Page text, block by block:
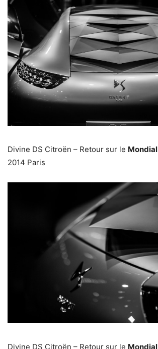
Divine DS Citroën – Retour sur le Mondial
2014 Paris
Divine DS Citroën – Retour sur le Mondial